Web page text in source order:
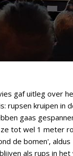
gaf uitleg over
rupsen kruipen in
gaas
tot wel 1 meter
de bomen', aldus
als rups in